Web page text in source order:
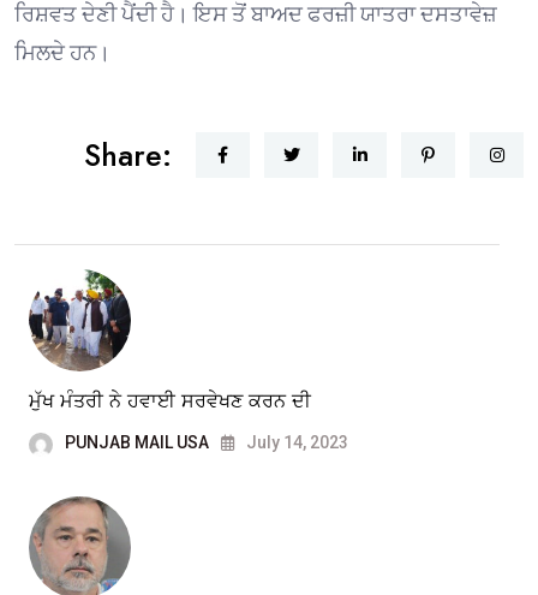
ਰਿਸ਼ਵਤ ਦੇਣੀ ਪੈਂਦੀ ਹੈ। ਇਸ ਤੋਂ ਬਾਅਦ ਫਰਜ਼ੀ ਯਾਤਰਾ ਦਸਤਾਵੇਜ਼
ਮਿਲਦੇ ਹਨ।
Share:
ਮੁੱਖ ਮੰਤਰੀ ਨੇ ਹਵਾਈ ਸਰਵੇਖਣ ਕਰਨ ਦੀ
PUNJAB MAIL USA July 14, 2023